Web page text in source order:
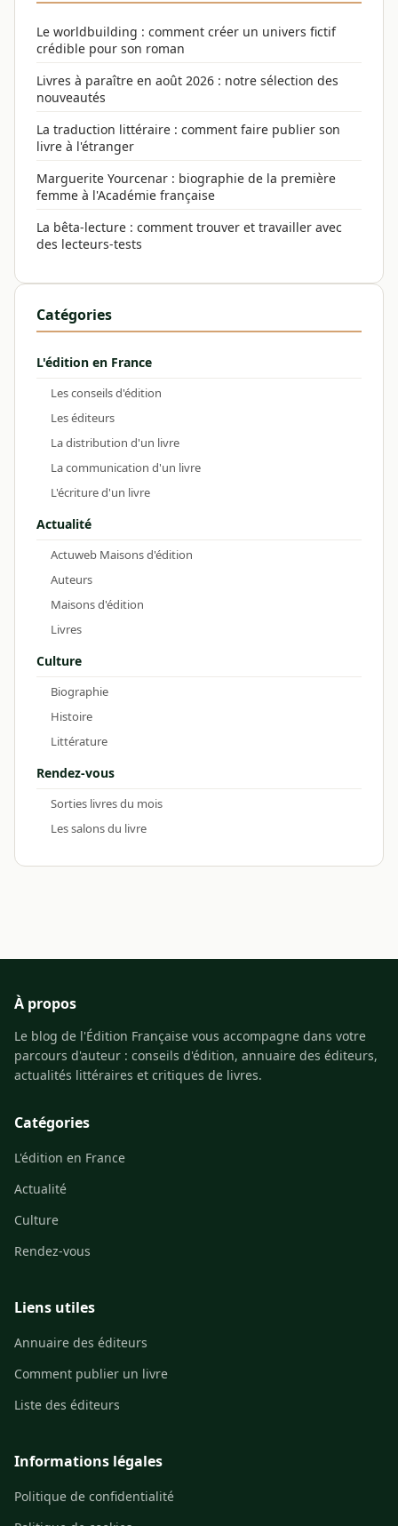
Le worldbuilding : comment créer un univers fictif
crédible pour son roman
Livres à paraître en août 2026 : notre sélection des
nouveautés
La traduction littéraire : comment faire publier son
livre à l'étranger
Marguerite Yourcenar : biographie de la première
femme à l'Académie française
La bêta-lecture : comment trouver et travailler avec
des lecteurs-tests
Catégories
L'édition en France
Les conseils d'édition
Les éditeurs
La distribution d'un livre
La communication d'un livre
L'écriture d'un livre
Actualité
Actuweb Maisons d'édition
Auteurs
Maisons d'édition
Livres
Culture
Biographie
Histoire
Littérature
Rendez-vous
Sorties livres du mois
Les salons du livre
À propos
Le blog de l'Édition Française vous accompagne dans votre
parcours d'auteur : conseils d'édition, annuaire des éditeurs,
actualités littéraires et critiques de livres.
Catégories
L'édition en France
Actualité
Culture
Rendez-vous
Liens utiles
Annuaire des éditeurs
Comment publier un livre
Liste des éditeurs
Informations légales
Politique de confidentialité